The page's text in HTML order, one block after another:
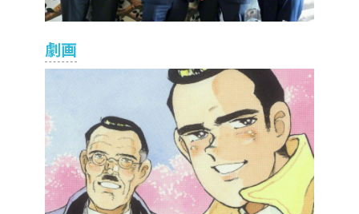
劇画